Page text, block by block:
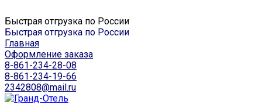
Быстрая отгрузка по России
Быстрая отгрузка по России
Главная
Оформление заказа
8-861-234-28-08
8-861-234-19-66
2342808@mail.ru